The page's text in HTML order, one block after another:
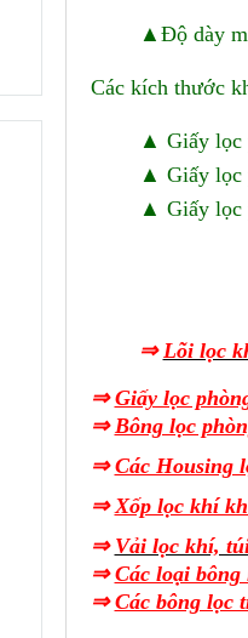
▲Độ dày
Các kích thước
▲ Giấy lọc
▲ Giấy lọc
▲ Giấy lọc
⇒Lõi lọc
⇒Giấy lọc
⇒Bông lọc
⇒Các Housing
⇒Xốp lọc khí
⇒ Vải lọc khí,
⇒Các loại
⇒Các bông lọc